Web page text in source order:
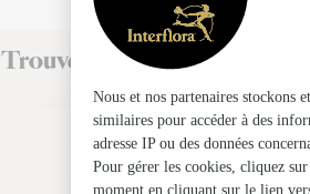
Trouvez un fleuriste